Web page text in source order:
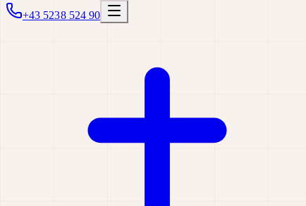
+43 5238 524 90